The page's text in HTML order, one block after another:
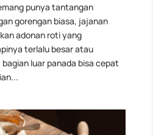
punya tantangan
gorengan biasa, jajanan
adonan roti yang
terlalu besar atau
luar panada bisa cepat